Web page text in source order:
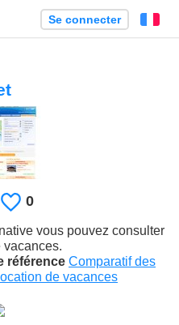
Se connecter
J'aime
0
vous pouvez consulter
vacances.
référence Comparatif des
de vacances